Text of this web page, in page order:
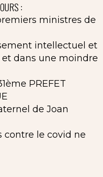
:
ministres de
intellectuel et
dans une moindre
PREFET
de Joan
contre le covid ne